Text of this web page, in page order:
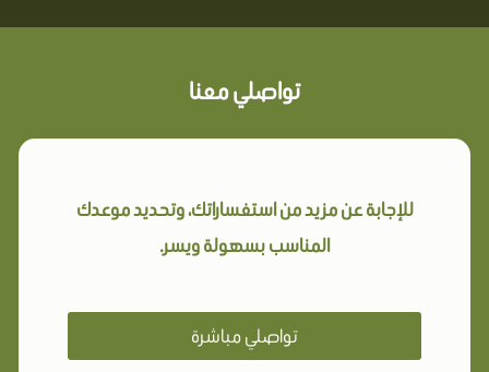
تواصلي معنا
للإجابة عن مزيد من استفساراتك، وتحديد موعدك
المناسب بسهولة ويسر.
تواصلي مباشرة